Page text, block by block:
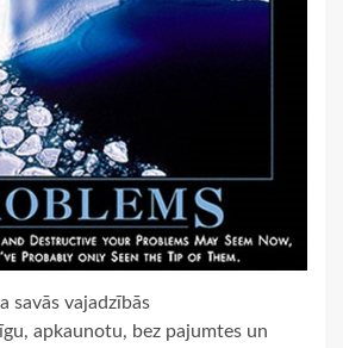
savās vajadzībās
apkaunotu, bez pajumtes un